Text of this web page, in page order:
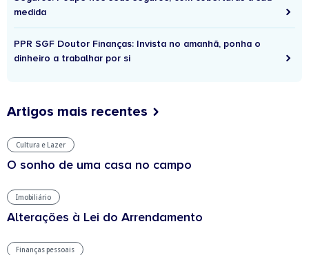
medida
PPR SGF Doutor Finanças: Invista no amanhã, ponha o
dinheiro a trabalhar por si
Artigos mais recentes
Cultura e Lazer
O sonho de uma casa no campo
Imobiliário
Alterações à Lei do Arrendamento
Finanças pessoais